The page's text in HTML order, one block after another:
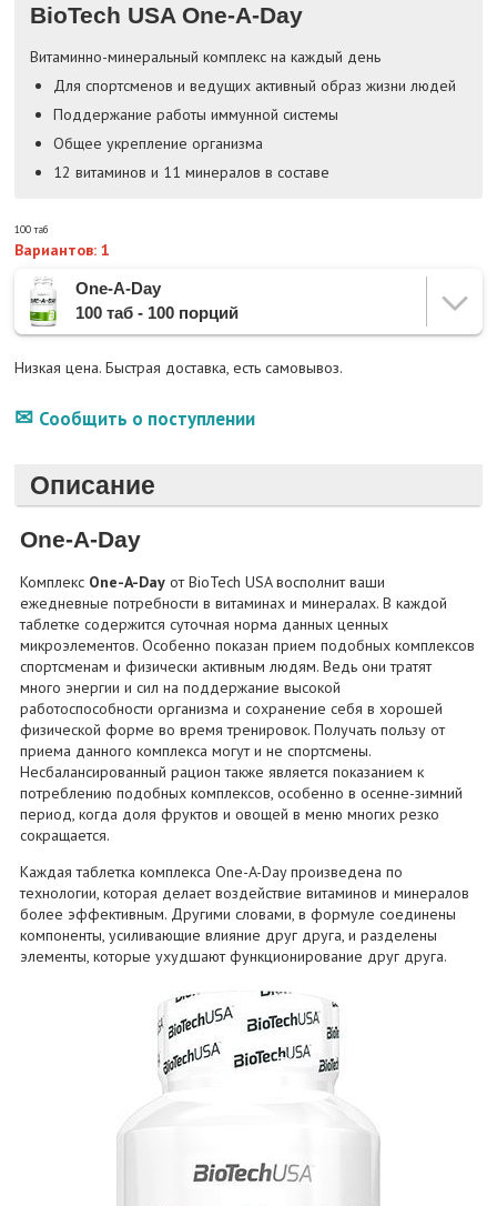
BioTech USA One-A-Day
Витаминно-минеральный комплекс на каждый день
Для спортсменов и ведущих активный образ жизни людей
Поддержание работы иммунной системы
Общее укрепление организма
12 витаминов и 11 минералов в составе
100 таб
Вариантов: 1
One-A-Day
100 таб - 100 порций
Низкая цена. Быстрая доставка, есть самовывоз.
Сообщить о поступлении
Описание
One-A-Day
Комплекс One-A-Day от BioTech USA восполнит ваши
ежедневные потребности в витаминах и минералах. В каждой
таблетке содержится суточная норма данных ценных
микроэлементов. Особенно показан прием подобных комплексов
спортсменам и физически активным людям. Ведь они тратят
много энергии и сил на поддержание высокой
работоспособности организма и сохранение себя в хорошей
физической форме во время тренировок. Получать пользу от
приема данного комплекса могут и не спортсмены.
Несбалансированный рацион также является показанием к
потреблению подобных комплексов, особенно в осенне-зимний
период, когда доля фруктов и овощей в меню многих резко
сокращается.
Каждая таблетка комплекса One-A-Day произведена по
технологии, которая делает воздействие витаминов и минералов
более эффективным. Другими словами, в формуле соединены
компоненты, усиливающие влияние друг друга, и разделены
элементы, которые ухудшают функционирование друг друга.